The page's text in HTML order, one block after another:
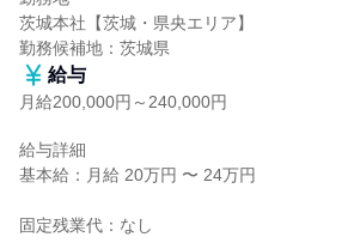
茨城本社【茨城・県央エリア】
勤務候補地：茨城県
給与
月給200,000円～240,000円
給与詳細
基本給：月給 20万円 〜 24万円
固定残業代：なし